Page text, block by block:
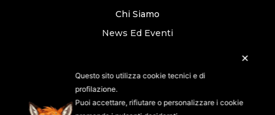
Chi Siamo
News Ed Eventi
✕
Questo sito utilizza cookie tecnici e di
profilazione.
Puoi accettare, rifiutare o personalizzare i cookie